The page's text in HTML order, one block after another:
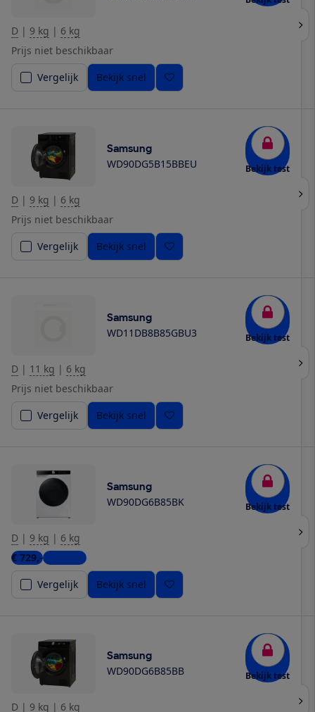
D | 9 kg | 6 kg
Prijs niet beschikbaar
Vergelijk
Bekijk snel
Samsung
WD90DG5B15BBEU Bekijk test
D | 9 kg | 6 kg
Prijs niet beschikbaar
Vergelijk
Bekijk snel
Samsung
WD11DB8B85GBU3 Bekijk test
D | 11 kg | 6 kg
Prijs niet beschikbaar
Vergelijk
Bekijk snel
Samsung
WD90DG6B85BK Bekijk test
D | 9 kg | 6 kg
€ 729,-6 winkels
Vergelijk
Bekijk snel
Samsung
WD90DG6B85BB Bekijk test
D | 9 kg | 6 kg